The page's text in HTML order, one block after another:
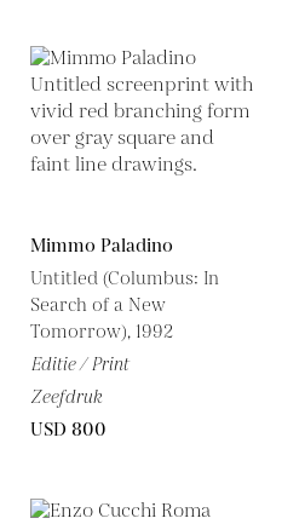
Mimmo Paladino
Untitled (Columbus: In
Search of a New
Tomorrow), 1992
Editie / Print
Zeefdruk
USD 800